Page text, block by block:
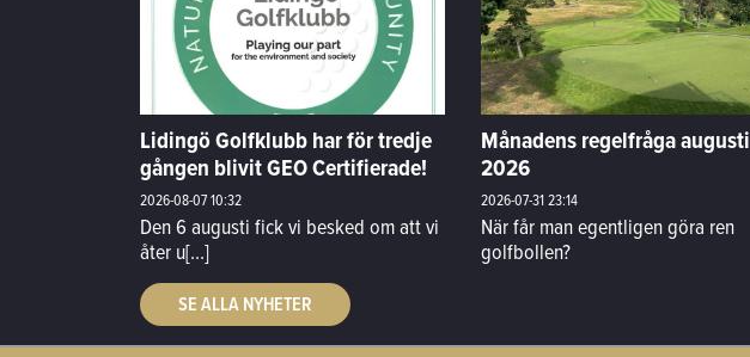
Lidingö Golfklubb har för tredje
gången blivit GEO Certifierade!
2026-08-0710:32
Den 6 augusti fick vi besked om att vi
åter u[...]
Månadens regelfråga augusti
2026
2026-07-3123:14
När får man egentligen göra ren
golfbollen?
SE ALLA NYHETER